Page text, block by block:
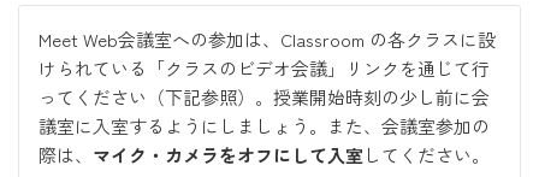
Meet Web会議室への参加は、Classroom の各クラスに設
けられている「クラスのビデオ会議」リンクを通じて行
ってください（下記参照）。授業開始時刻の少し前に会
議室に入室するようにしましょう。また、会議室参加の
際は、 マイク・カメラをオフにして入室 してください。